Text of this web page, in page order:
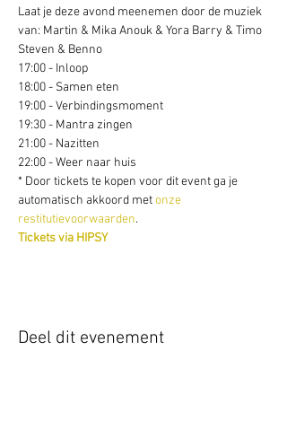
Laat je deze avond meenemen door de muziek
van: Martin & Mika Anouk & Yora Barry & Timo
Steven & Benno
17:00 - Inloop
18:00 - Samen eten
19:00 - Verbindingsmoment
19:30 - Mantra zingen
21:00 - Nazitten
22:00 - Weer naar huis
* Door tickets te kopen voor dit event ga je
automatisch akkoord met onze
restitutievoorwaarden.
Tickets via HIPSY
Deel dit evenement